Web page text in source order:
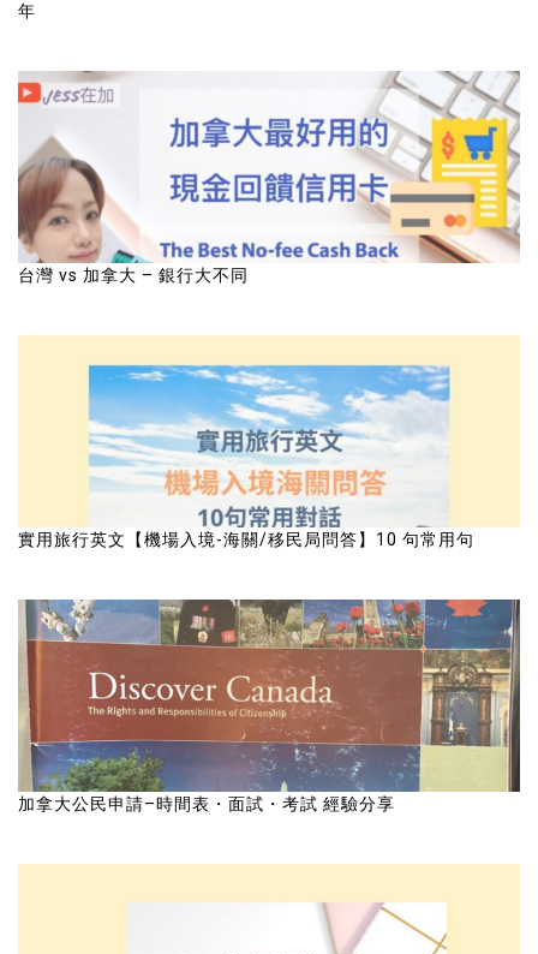
年
台灣 vs 加拿大 – 銀行大不同
實用旅行英文【機場入境-海關/移民局問答】10 句常用句
加拿大公民申請–時間表・面試・考試 經驗分享